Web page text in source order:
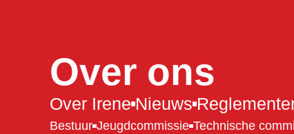
Over ons
Over Irene Nieuws
Bestuur Jeugdcommissie Technische